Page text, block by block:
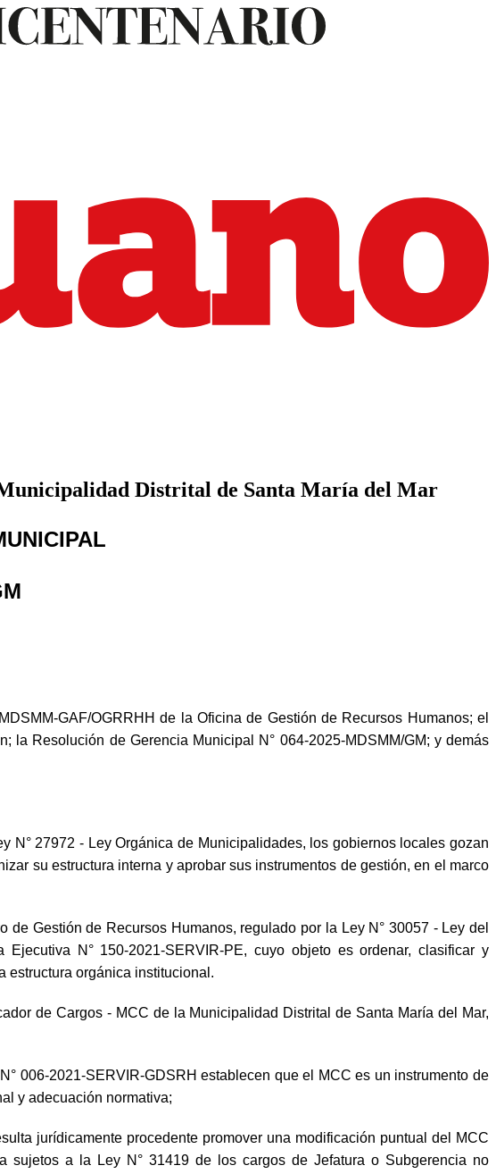
Distrital de Santa María del Mar
GAF/OGRRHH de la Oficina de Gestión de Recursos Humanos; el
la Resolución de Gerencia Municipal N° 064-2025-MDSMM/GM; y demás
N° 27972 - Ley Orgánica de Municipalidades, los gobiernos locales gozan
su estructura interna y aprobar sus instrumentos de gestión, en el marco
Gestión de Recursos Humanos, regulado por la Ley N° 30057 - Ley del
N° 150-2021-SERVIR-PE, cuyo objeto es ordenar, clasificar y
estructura orgánica institucional.
de Cargos - MCC de la Municipalidad Distrital de Santa María del Mar,
006-2021-SERVIR-GDSRH establecen que el MCC es un instrumento de
y adecuación normativa;
jurídicamente procedente promover una modificación puntual del MCC
sujetos a la Ley N° 31419 de los cargos de Jefatura o Subgerencia no